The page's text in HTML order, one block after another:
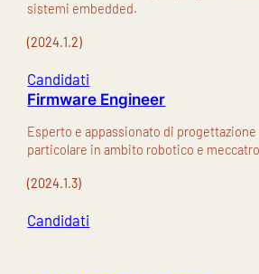
sistemi embedded.
(2024.1.2)
Candidati
Firmware Engineer
Esperto e appassionato di
particolare in ambito robotico e
(2024.1.3)
Candidati